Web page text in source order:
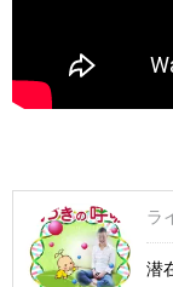
ラ
潜